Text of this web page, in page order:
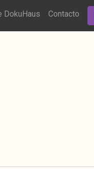
DokuHaus Contacto